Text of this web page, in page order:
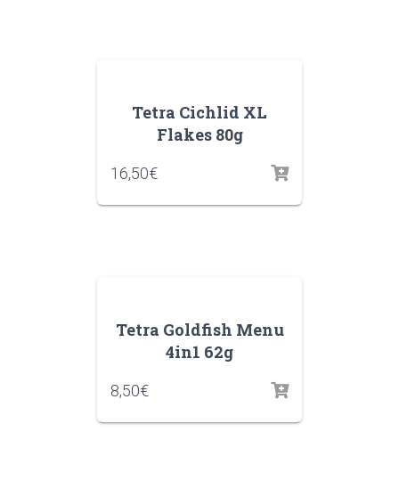
Tetra Cichlid XL
Flakes 80g
16,50€
Tetra Goldfish Menu
4in1 62g
8,50€